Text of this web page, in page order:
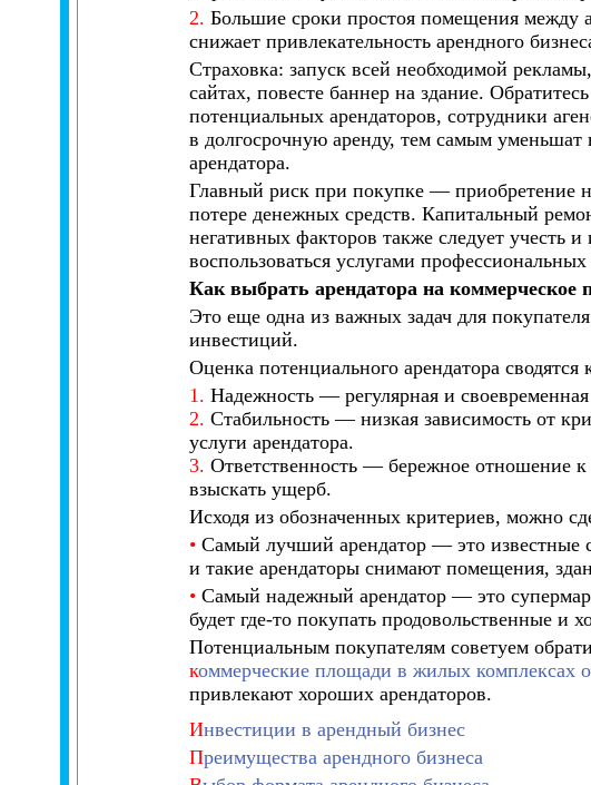
2. Большие сроки простоя помещения между
снижает привлекательность арендного
Страховка: запуск всей необходимой
сайтах, повесте баннер на здание.
потенциальных арендаторов, сотрудники
в долгосрочную аренду, тем самым уменьшат
арендатора.
Главный риск при покупке — приобретение
потере денежных средств. Капитальный
негативных факторов также следует учесть
воспользоваться услугами
Как выбрать арендатора на коммерческое
Это еще одна из важных задач для
инвестиций.
Оценка потенциального арендатора
1. Надежность — регулярная и
2. Стабильность — низкая зависимость от
услуги арендатора.
3. Ответственность — бережное отношение к
взыскать ущерб.
Исходя из обозначенных критериев, можно
• Самый лучший арендатор — это известные
и такие арендаторы снимают помещения,
• Самый надежный арендатор — это
будет где-то покупать продовольственные и
Потенциальным покупателям советуем
коммерческие площади в жилых комплексах
привлекают хороших арендаторов.
Инвестиции в арендный бизнес
Преимущества арендного бизнеса